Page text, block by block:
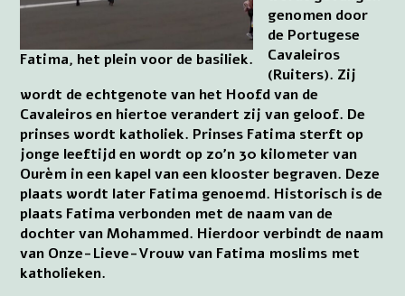
Fatima, het plein voor de basiliek.
genomen door
de Portugese
Cavaleiros
(Ruiters). Zij
wordt de echtgenote van het Hoofd van de
Cavaleiros en hiertoe verandert zij van geloof. De
prinses wordt katholiek. Prinses Fatima sterft op
jonge leeftijd en wordt op zo’n 30 kilometer van
Ourèm in een kapel van een klooster begraven. Deze
plaats wordt later Fatima genoemd. Historisch is de
plaats Fatima verbonden met de naam van de
dochter van Mohammed. Hierdoor verbindt de naam
van Onze-Lieve-Vrouw van Fatima moslims met
katholieken.